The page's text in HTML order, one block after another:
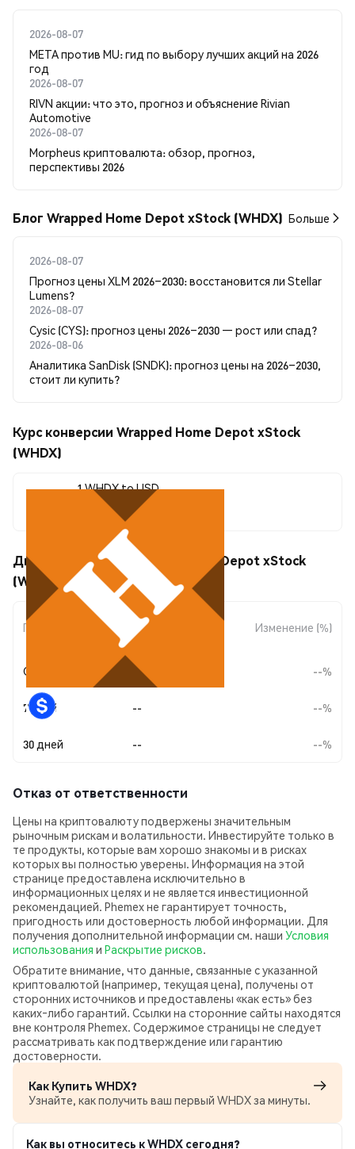
2026-08-07
META против MU: гид по выбору лучших акций на 2026
год
2026-08-07
RIVN акции: что это, прогноз и объяснение Rivian
Automotive
2026-08-07
Morpheus криптовалюта: обзор, прогноз,
перспективы 2026
Блог Wrapped Home Depot xStock (WHDX) Больше
2026-08-07
Прогноз цены XLM 2026–2030: восстановится ли Stellar
Lumens?
2026-08-07
Cysic (CYS): прогноз цены 2026–2030 — рост или спад?
2026-08-06
Аналитика SanDisk (SNDK): прогноз цены на 2026–2030,
стоит ли купить?
Курс конверсии Wrapped Home Depot xStock
(WHDX)
1 WHDX to USD
Движения цены Wrapped Home Depot xStock
(WHDX)
Период
Изменение
суммы
Изменение (%)
Сегодня -- --%
7 дней -- --%
30 дней -- --%
Отказ от ответственности
Цены на криптовалюту подвержены значительным
рыночным рискам и волатильности. Инвестируйте только в
те продукты, которые вам хорошо знакомы и в рисках
которых вы полностью уверены. Информация на этой
странице предоставлена исключительно в
информационных целях и не является инвестиционной
рекомендацией. Phemex не гарантирует точность,
пригодность или достоверность любой информации. Для
получения дополнительной информации см. наши Условия
использования и Раскрытие рисков.
Обратите внимание, что данные, связанные с указанной
криптовалютой (например, текущая цена), получены от
сторонних источников и предоставлены «как есть» без
каких‑либо гарантий. Ссылки на сторонние сайты находятся
вне контроля Phemex. Содержимое страницы не следует
рассматривать как подтверждение или гарантию
достоверности.
Как Купить WHDX?
Узнайте, как получить ваш первый WHDX за минуты.
Как вы относитесь к WHDX сегодня?